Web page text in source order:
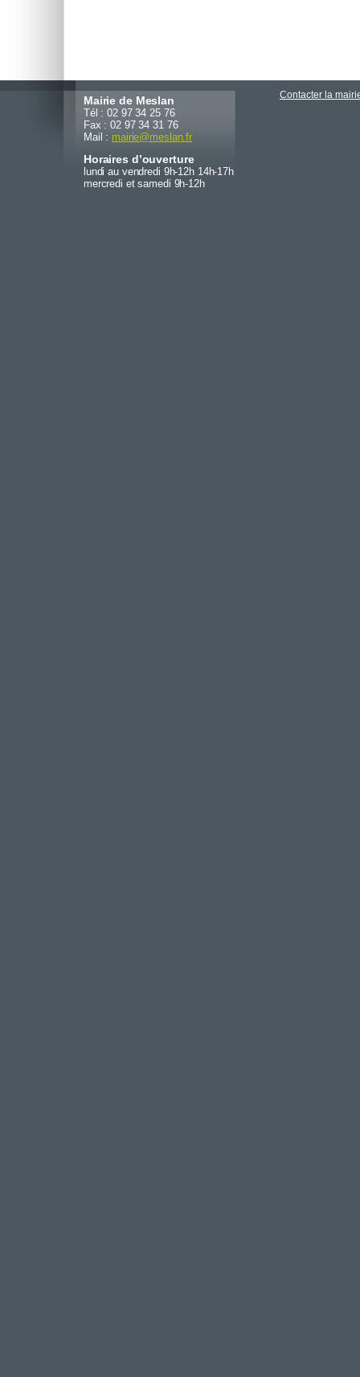
Mairie de Meslan
Tél : 02 97 34 25 76
Fax : 02 97 34 31 76
Mail : mairie@meslan.fr
Horaires d’ouverture
lundi au vendredi 9h-12h 14h-17h
mercredi et samedi 9h-12h
Contacter la